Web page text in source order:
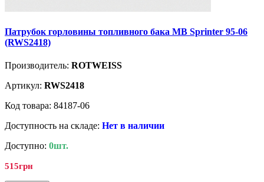
Патрубок горловины топливного бака MB Sprinter 95-06
(RWS2418)
Производитель: ROTWEISS
Артикул: RWS2418
Код товара: 84187-06
Доступность на складе: Нет в наличии
Доступно: 0шт.
515грн